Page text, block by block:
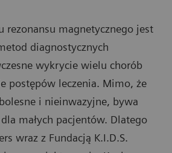
rezonansu magnetycznego jest
diagnostycznych
wykrycie wielu chorób
postępów leczenia. Mimo, że
i nieinwazyjne, bywa
małych pacjentów. Dlatego
wraz z Fundacją K.I.D.S.